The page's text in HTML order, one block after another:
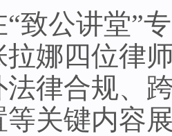
公讲堂”专
拉娜四位律
法律合规、
等关键内容